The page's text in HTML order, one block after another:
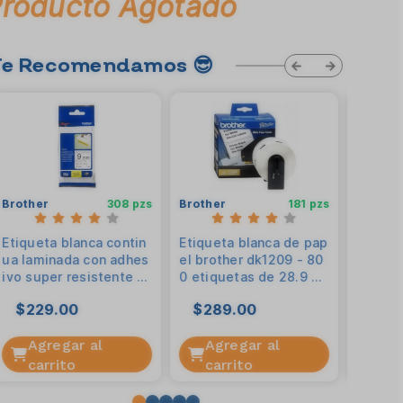
Agotado
Recomendamos 😎
Brother 308 pzs
Etiqueta blanca contin
ua laminada con adhes
ivo super resistente br
m de ancho x 8 mts de
gro.Agregar al
carrito
$229.00
Brother 181 pzs
Etiqueta blanca de pap
el brother dk1209 - 80
0 etiquetas de 28.9 m
e largo. impresión en n
ql1110nwb.
Agregar al
carrito
$289.00